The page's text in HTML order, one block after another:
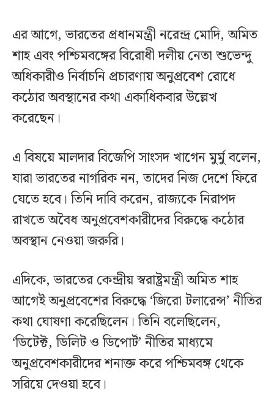
এর আগে, ভারতের প্রধানমন্ত্রী নরেন্দ্র মোদি, অমিত
শাহ এবং পশ্চিমবঙ্গের বিরোধী দলীয় নেতা শুভেন্দু
অধিকারীও নির্বাচনি প্রচারণায় অনুপ্রবেশ রোধে
কঠোর অবস্থানের কথা একাধিকবার উল্লেখ
করেছেন।
এ বিষয়ে মালদার বিজেপি সাংসদ খাগেন মুর্মু বলেন,
যারা ভারতের নাগরিক নন, তাদের নিজ দেশে ফিরে
যেতে হবে। তিনি দাবি করেন, রাজ্যকে নিরাপদ
রাখতে অবৈধ অনুপ্রবেশকারীদের বিরুদ্ধে কঠোর
অবস্থান নেওয়া জরুরি।
এদিকে, ভারতের কেন্দ্রীয় স্বরাষ্ট্রমন্ত্রী অমিত শাহ
আগেই অনুপ্রবেশের বিরুদ্ধে ‘জিরো টলারেন্স’ নীতির
কথা ঘোষণা করেছিলেন। তিনি বলেছিলেন,
‘ডিটেক্ট, ডিলিট ও ডিপোর্ট’ নীতির মাধ্যমে
অনুপ্রবেশকারীদের শনাক্ত করে পশ্চিমবঙ্গ থেকে
সরিয়ে দেওয়া হবে।